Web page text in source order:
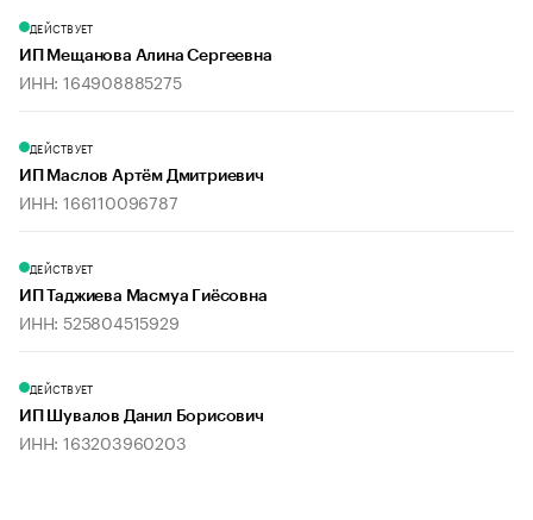
ДЕЙСТВУЕТ
ИП Мещанова Алина Сергеевна
ИНН: 164908885275
ДЕЙСТВУЕТ
ИП Маслов Артём Дмитриевич
ИНН: 166110096787
ДЕЙСТВУЕТ
ИП Таджиева Масмуа Гиёсовна
ИНН: 525804515929
ДЕЙСТВУЕТ
ИП Шувалов Данил Борисович
ИНН: 163203960203